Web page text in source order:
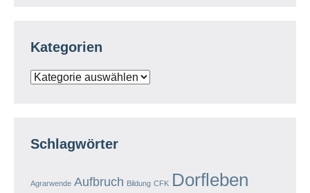
Kategorien
Kategorien
Schlagwörter
Agrarwende Aufbruch Bildung CFK Dorfleben